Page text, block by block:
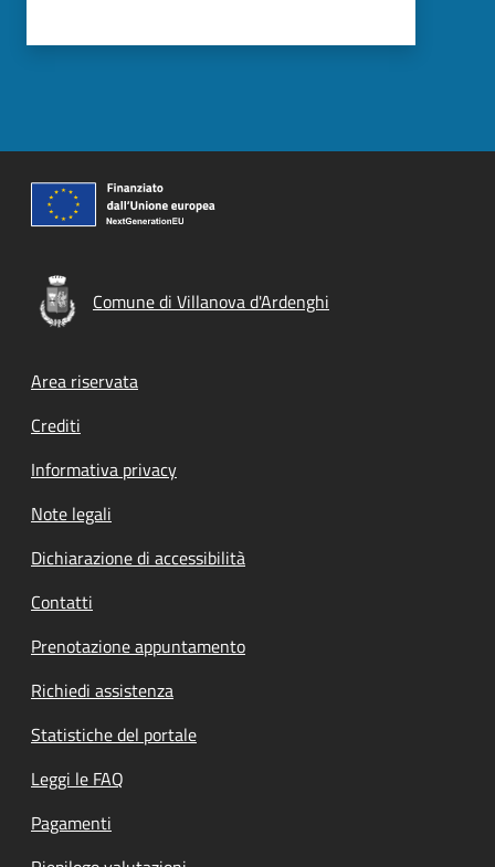
Comune di Villanova d'Ardenghi
Footer menu
Area riservata
Crediti
Informativa privacy
Note legali
Dichiarazione di accessibilità
Contatti
Prenotazione appuntamento
Richiedi assistenza
Statistiche del portale
Leggi le FAQ
Pagamenti